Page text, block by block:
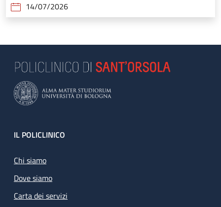
14/07/2026
Footer
IL POLICLINICO
Chi siamo
Dove siamo
Carta dei servizi